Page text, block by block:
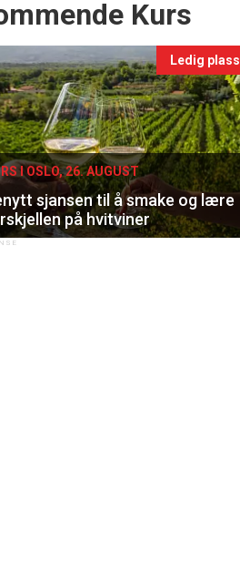
Kurs
Ledig plass
I OSLO, 26. AUGUST
sjansen til å smake og lære
på hvitviner